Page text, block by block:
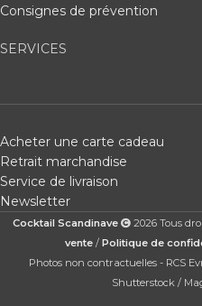
Consignes de prévention
SERVICES
Acheter une carte cadeau
Retrait marchandise
Service de livraison
Newsletter
Cocktail Scandinave 2026 Tous
vente/ Politique de
Photos non contractuelles - RCS
Shutterstock /